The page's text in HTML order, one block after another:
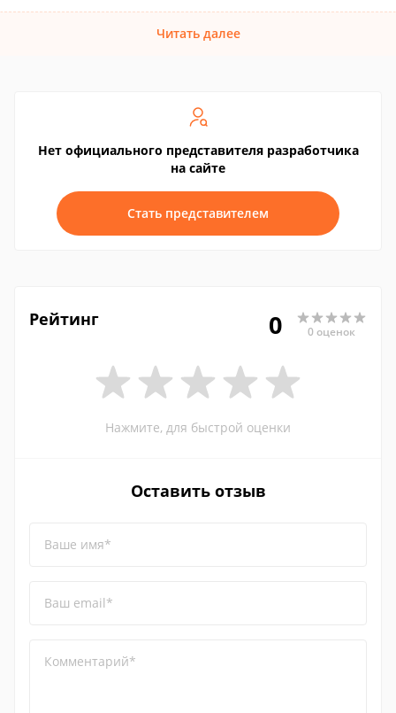
Читать далее
Нет официального представителя разработчика
на сайте
Стать представителем
Рейтинг 0 0 оценок
Нажмите, для быстрой оценки
Оставить отзыв
Ваше имя*
Ваш email*
Комментарий*